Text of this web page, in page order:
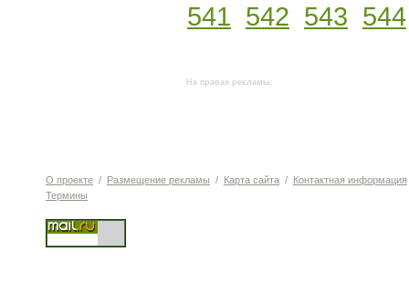
541 542 543 544
На правах рекламы:
О проекте / Размещение рекламы / Карта сайта / Контактная информация
Термины